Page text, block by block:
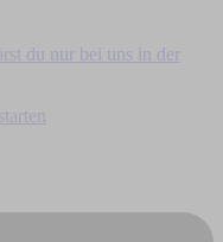
du nur bei uns in der